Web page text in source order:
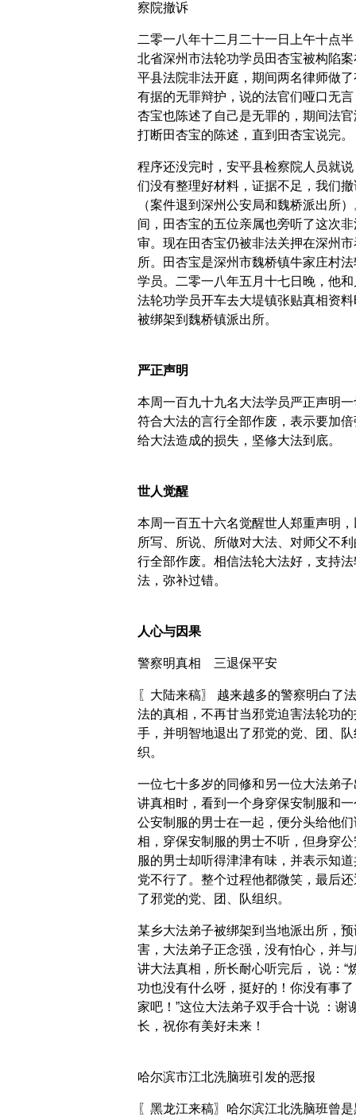
察院撤诉
二零一八年十二月二十一日上午十点
北省深州市法轮功学员田杏宝被构陷案
平县法院非法开庭，期间两名律师做了
有据的无罪辩护，说的法官们哑口无言
杏宝也陈述了自己是无罪的，期间法官
打断田杏宝的陈述，直到田杏宝说完。
程序还没完时，安平县检察院人员就说
们没有整理好材料，证据不足，我们撤
（案件退到深州公安局和魏桥派出所
间，田杏宝的五位亲属也旁听了这次非
审。现在田杏宝仍被非法关押在深州市
所。田杏宝是深州市魏桥镇牛家庄村
学员。二零一八年五月十七日晚，他和
法轮功学员开车去大堤镇张贴真相资料
被绑架到魏桥镇派出所。
严正声明
本周一百九十九名大法学员严正声明一
符合大法的言行全部作废，表示要加倍
给大法造成的损失，坚修大法到底。
世人觉醒
本周一百五十六名觉醒世人郑重声明，
所写、所说、所做对大法、对师父不
行全部作废。相信法轮大法好，支持法
法，弥补过错。
人心与因果
警察明真相 三退保平安
〖大陆来稿〗 越来越多的警察明白了
法的真相，不再甘当邪党迫害法轮功的
手，并明智地退出了邪党的党、团、队
织。
一位七十多岁的同修和另一位大法弟子
讲真相时，看到一个身穿保安制服和一
公安制服的男士在一起，便分头给他们
相，穿保安制服的男士不听，但身穿公
服的男士却听得津津有味，并表示知
党不行了。整个过程他都微笑，最后还
了邪党的党、团、队组织。
某乡大法弟子被绑架到当地派出所，预
害，大法弟子正念强，没有怕心，并与
讲大法真相，所长耐心听完后， 说：“
功也没有什么呀，挺好的！你没有事了
家吧！”这位大法弟子双手合十说 ：谢
长，祝你有美好未来！
哈尔滨市江北洗脑班引发的恶报
〖黑龙江来稿〗哈尔滨江北洗脑班曾